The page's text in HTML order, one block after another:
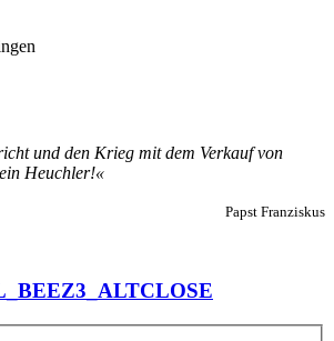
und den Krieg mit dem Verkauf von
Heuchler!«
Papst Franziskus